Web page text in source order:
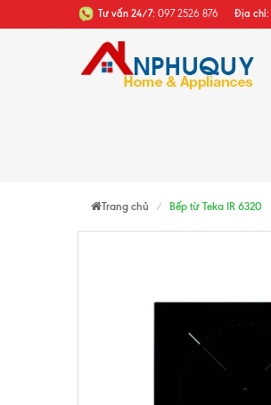
Tư vấn 24/7: 097 2526 876 Địa chỉ:
Trang chủ Bếp từ Teka IR 6320